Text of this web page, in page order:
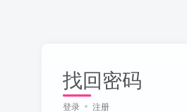
找回密码
登录 注册